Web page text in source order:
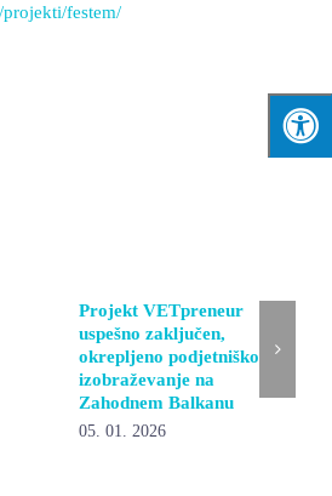
festem/
Projekt VETpreneur
uspešno zaključen,
okrepljeno podjetniško
izobraževanje na
Zahodnem Balkanu
05. 01. 2026